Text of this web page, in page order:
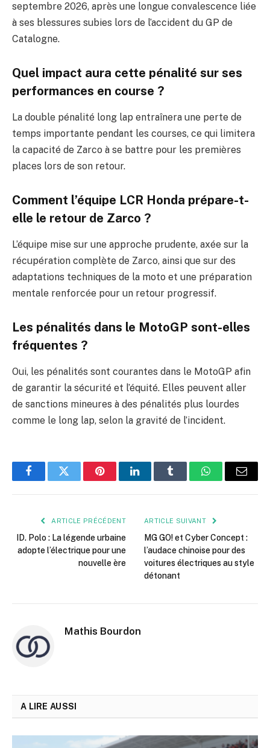
septembre 2026, après une longue convalescence liée
à ses blessures subies lors de l’accident du GP de
Catalogne.
Quel impact aura cette pénalité sur ses
performances en course ?
La double pénalité long lap entraînera une perte de
temps importante pendant les courses, ce qui limitera
la capacité de Zarco à se battre pour les premières
places lors de son retour.
Comment l’équipe LCR Honda prépare-t-
elle le retour de Zarco ?
L’équipe mise sur une approche prudente, axée sur la
récupération complète de Zarco, ainsi que sur des
adaptations techniques de la moto et une préparation
mentale renforcée pour un retour progressif.
Les pénalités dans le MotoGP sont-elles
fréquentes ?
Oui, les pénalités sont courantes dans le MotoGP afin
de garantir la sécurité et l’équité. Elles peuvent aller
de sanctions mineures à des pénalités plus lourdes
comme le long lap, selon la gravité de l’incident.
FacebookTwitter PinterestLinkedInTumblr WhatsApp
E-
ARTICLE PRÉCÉDENT
ID. Polo : La légende urbaine
adopte l’électrique pour une
nouvelle ère
ARTICLE SUIVANT
MG GO! et Cyber Concept :
l’audace chinoise pour des
voitures électriques au style
détonant
Mathis Bourdon
A LIRE AUSSI